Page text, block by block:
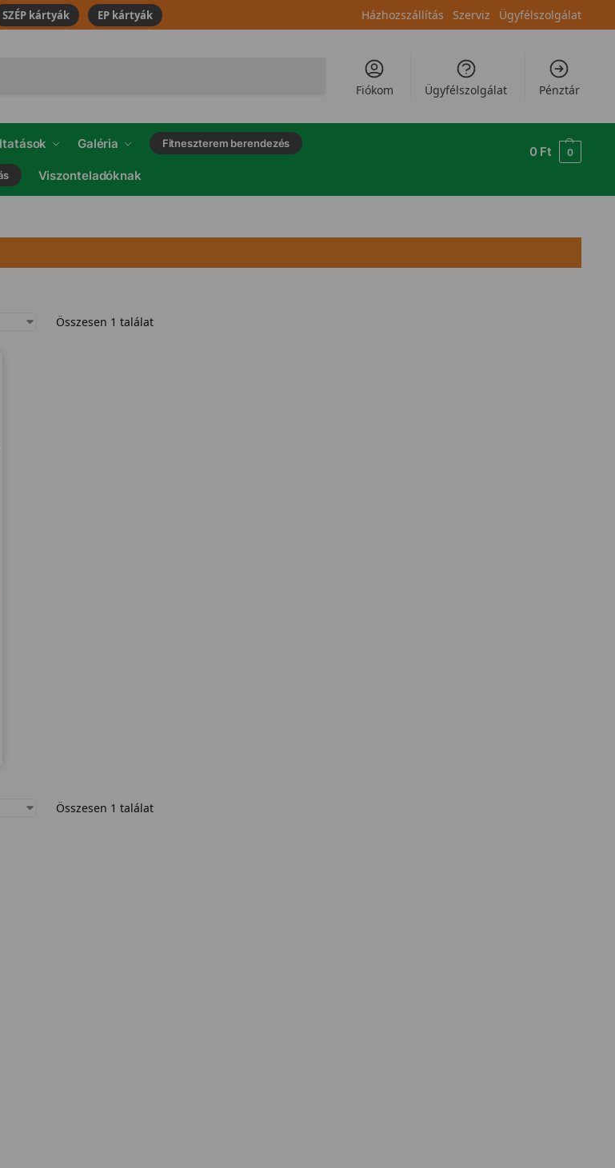
SZÉP kártyák EP kártyák Házhozszállítás Szerviz Ügyfélszolgálat
Fiókom Ügyfélszolgálat Pénztár
Galéria Fitneszterem berendezés
Viszonteladóknak
0 Ft 0
Összesen 1 találat
Összesen 1 találat